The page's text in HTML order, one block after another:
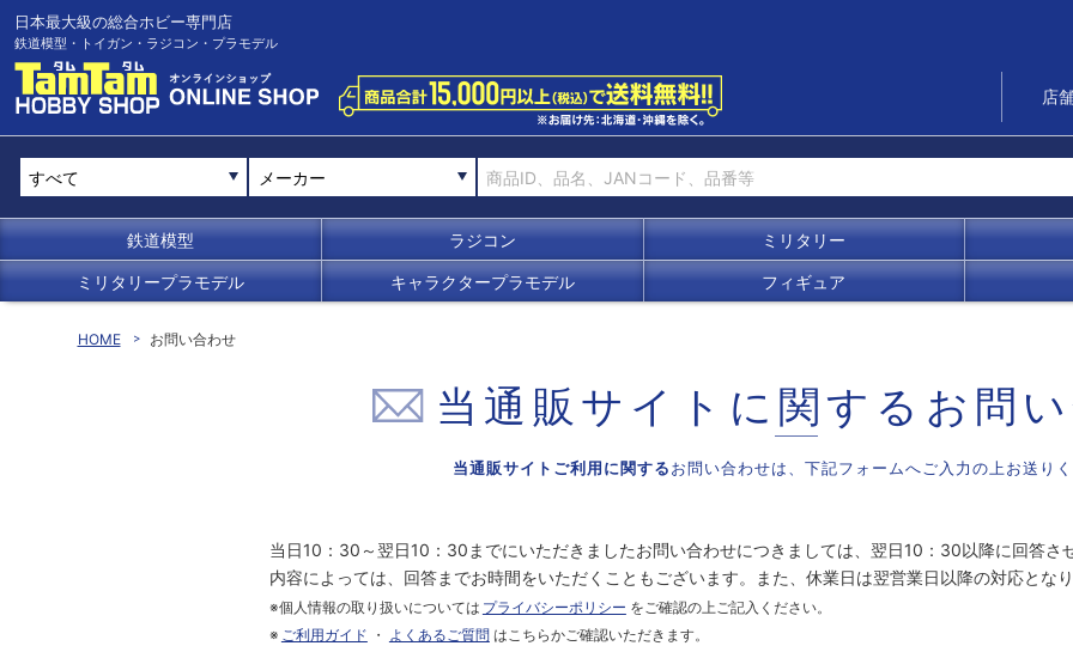
日本最大級の総合ホビー専門店
鉄道模型・トイガン・ラジコン・プラモデル
店
メーカー
鉄道模型 ラジコン ミリタリー
ミリタリープラモデル キャラクタープラモデル フィギュア
HOME お問い合わせ
当通販サイトに関する お問
当通販サイトご利用に関するお問い合わせは、 下記フォームへご入力の上お送り
当日10：30～翌日10：30までにいただきましたお問い合わせにつきましては、翌日10：30以降に回答さ
内容によっては、回答までお時間をいただくこともございます。また、休業日は翌営業日以降の対応とな
※個人情報の取り扱いについては プライバシーポリシー をご確認の上ご記入ください。
※ ご利用ガイド ・ よくあるご質問 はこちらかご確認いただきます。